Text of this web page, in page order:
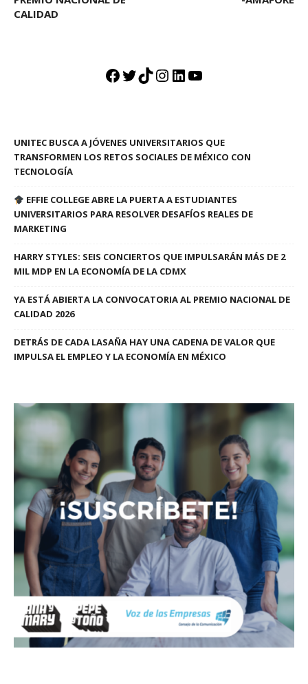
CALIDAD
Facebook
Twitter
TikTok
Instagram
LinkedIn
YouTube
UNITEC BUSCA A JÓVENES UNIVERSITARIOS QUE
TRANSFORMEN LOS RETOS SOCIALES DE MÉXICO CON
TECNOLOGÍA
EFFIE COLLEGE ABRE LA PUERTA A ESTUDIANTES
UNIVERSITARIOS PARA RESOLVER DESAFÍOS REALES DE
MARKETING
HARRY STYLES: SEIS CONCIERTOS QUE IMPULSARÁN MÁS DE 2
MIL MDP EN LA ECONOMÍA DE LA CDMX
YA ESTÁ ABIERTA LA CONVOCATORIA AL PREMIO NACIONAL DE
CALIDAD 2026
DETRÁS DE CADA LASAÑA HAY UNA CADENA DE VALOR QUE
IMPULSA EL EMPLEO Y LA ECONOMÍA EN MÉXICO